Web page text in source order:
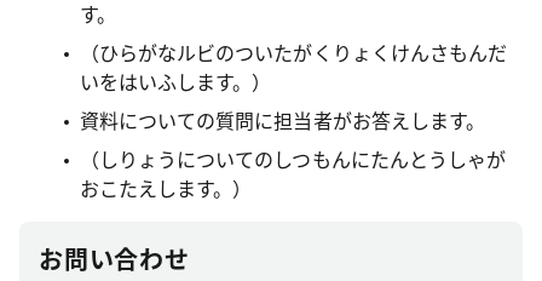
す。
（ひらがなルビのついたがくりょくけんさもんだ
いをはいふします。）
資料についての質問に担当者がお答えします。
（しりょうについてのしつもんにたんとうしゃが
おこたえします。）
お問い合わせ